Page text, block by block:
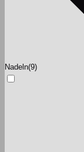
Nadeln(9)